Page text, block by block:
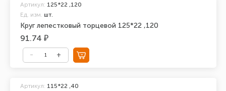
Круг лепестковый торцевой 125*22 ,120
Артикул: 125*22 ,120
Ед. изм. шт.
91.74 ₽
Артикул: 115*22 ,40